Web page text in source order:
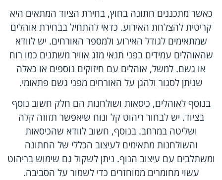
כאשר מתכננים חתונה בחוץ, בחירת הציוד המתאים היא
קריטית להצלחת האירוע. כדאי להתחיל בבחירת אוהלים
שמתאימים לגודל האירוע ולמספר האורחים. יש לוודא
שהאוהלים עמידים בפני תנאי מזג אוויר משתנים כמו רוח
או גשם. למשל, אוהלים עם חיזוקים נוספים או כאלה
שניתן לסגור ולהגן על האורחים מפני גשם פתאומי.
בנוסף לאוהלים, כיסאות ושולחנות הם חלק חשוב נוסף
בציוד. יש לבחור ריהוט קל ונוח שיאפשר תזוזה קלה
ושליטה במרחב. בנוסף, חשוב לוודא שהכיסאות
והשולחנות מתאימים לעיצוב הכללי של החתונה
ומשתלבים עם עיצוב הנוף. ניתן לשקול גם שימוש בריהוט
עשוי מחומרים ממוחזרים כדי לשמור על הסביבה.